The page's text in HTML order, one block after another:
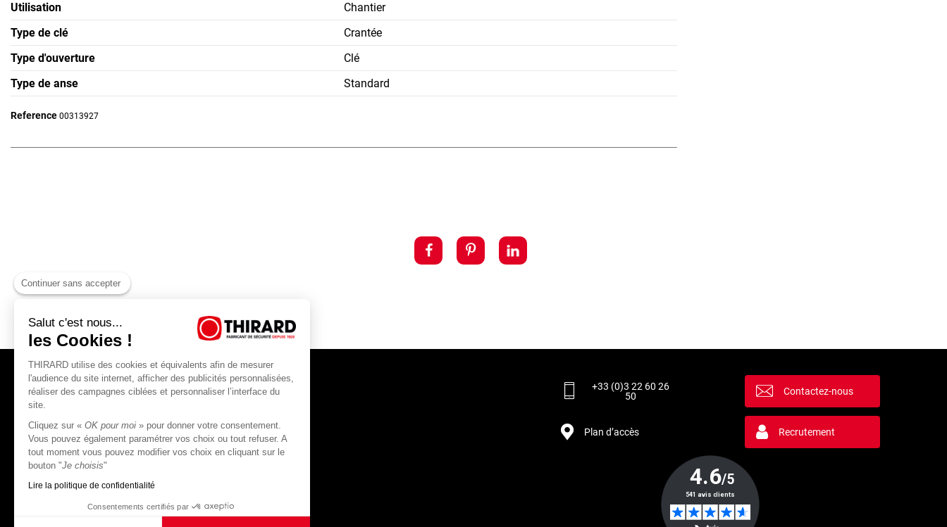
Utilisation
Chantier
Type de clé
Crantée
Type d'ouverture
Clé
Type de anse
Standard
Reference 00313927
THIRARD S.A.S
45, rue Jean Jaurès
80390 Fressenneville
CS 60004 France
+33 (0)3 22 60 26
50
Contactez-nous
Plan d’accès Recrutement
Continuer sans accepter
Salut c'est nous...
les Cookies !
THIRARD utilise des cookies et équivalents afin de mesurer
l'audience du site internet, afficher des publicités personnalisées,
réaliser des campagnes ciblées et personnaliser l’interface du
site.
Cliquez sur « OK pour moi » pour donner votre consentement.
Vous pouvez également paramétrer vos choix ou tout refuser. A
tout moment vous pouvez modifier vos choix en cliquant sur le
bouton "Je choisis"
Lire la politique de confidentialité
Consentements certifiés par